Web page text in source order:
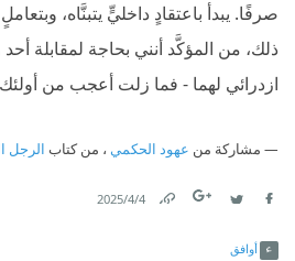
صرفًا. يبدأ باعتقادٍ داخليٍّ يتبنَّاه،
ذلك، من المؤكَّد أنني بحاجة لمقابلة أحد
ازدرائي لهما - فما زلت أعجب من أولئك
مشاركة من عهود الحكمي ، من كتاب الرجل
4‏/4‏/2025
أوافق